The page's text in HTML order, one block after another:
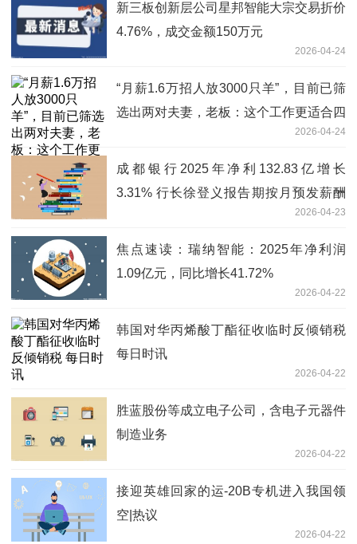
新三板创新层公司星邦智能大宗交易折价
4.76%，成交金额150万元
2026-04-24
“月薪1.6万招人放3000只羊”，目前已筛
选出两对夫妻，老板：这个工作更适合四
2026-04-24
成都银行2025年净利132.83亿增长
3.31% 行长徐登义报告期按月预发薪酬
2026-04-23
焦点速读：瑞纳智能：2025年净利润
1.09亿元，同比增长41.72%
2026-04-22
韩国对华丙烯酸丁酯征收临时反倾销税
每日时讯
2026-04-22
胜蓝股份等成立电子公司，含电子元器件
制造业务
2026-04-22
接迎英雄回家的运-20B专机进入我国领
空|热议
2026-04-22